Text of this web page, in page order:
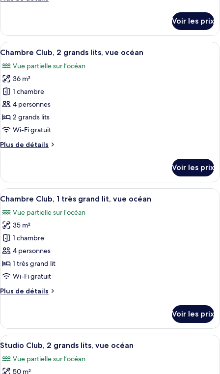
1
Oceanfront-
Children
11
yrs
old)
will
incur
additional
for
le
type
de
Suite,
King
Bed,
Oceanfront-
Children
(6-
11
old)
additional
charge
for
breakfast
Voir les prix
Afficher
toutes
les
photos
pour
ce
type
de
chambre :
Chambre
grands
lits,
vue
océan
Une chambre d’hôtel avec deux lits,
8
Chambre Club, 2 grands lits, vue océan
Vue partielle sur l’océan
36 m²
1 chambre
4 personnes
2 grands lits
Wi-Fi gratuit
Plus de détails
Plus
le
type
de
Chambre
Club,
grands
lits,
vue
océan
Voir les prix
Afficher
toutes
les
photos
pour
ce
type
de
chambre :
Chambre
très
grand
lit,
vue
Une chambre d’hôtel équipée d’un
6
Chambre Club, 1 très grand lit, vue océan
Vue partielle sur l’océan
35 m²
1 chambre
4 personnes
1 très grand lit
Wi-Fi gratuit
Plus de détails
Plus
le
type
de
Chambre
Club,
Voir les prix
Afficher
toutes
les
Une chambre d’hôtel avec un grand
8
Studio Club, 2 grands lits, vue océan
Vue partielle sur l’océan
50 m²